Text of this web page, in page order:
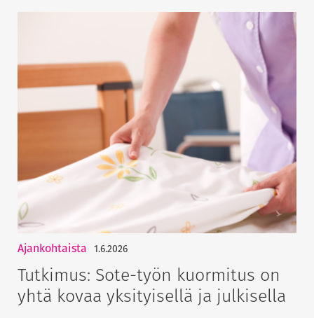
Ajankohtaista 1.6.2026
Tutkimus: Sote-työn kuormitus on
yhtä kovaa yksityisellä ja julkisella